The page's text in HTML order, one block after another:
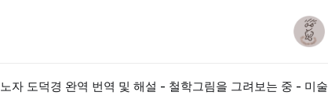
노자 도덕경 완역 번역 및 해설 - 철학그림을 그려보는 중 - 미술